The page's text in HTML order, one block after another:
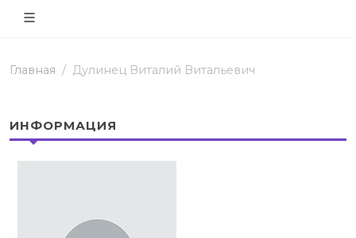
Главная Дулинец Виталий Витальевич
ИНФОРМАЦИЯ